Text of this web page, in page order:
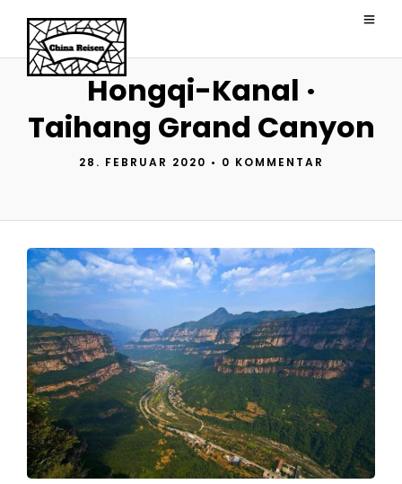
Hongqi-Kanal ·
Taihang Grand Canyon
28. FEBRUAR 2020 • 0 KOMMENTAR